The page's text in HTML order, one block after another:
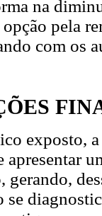
na
pela
com os
exposto,
apresentar
gerando,
se